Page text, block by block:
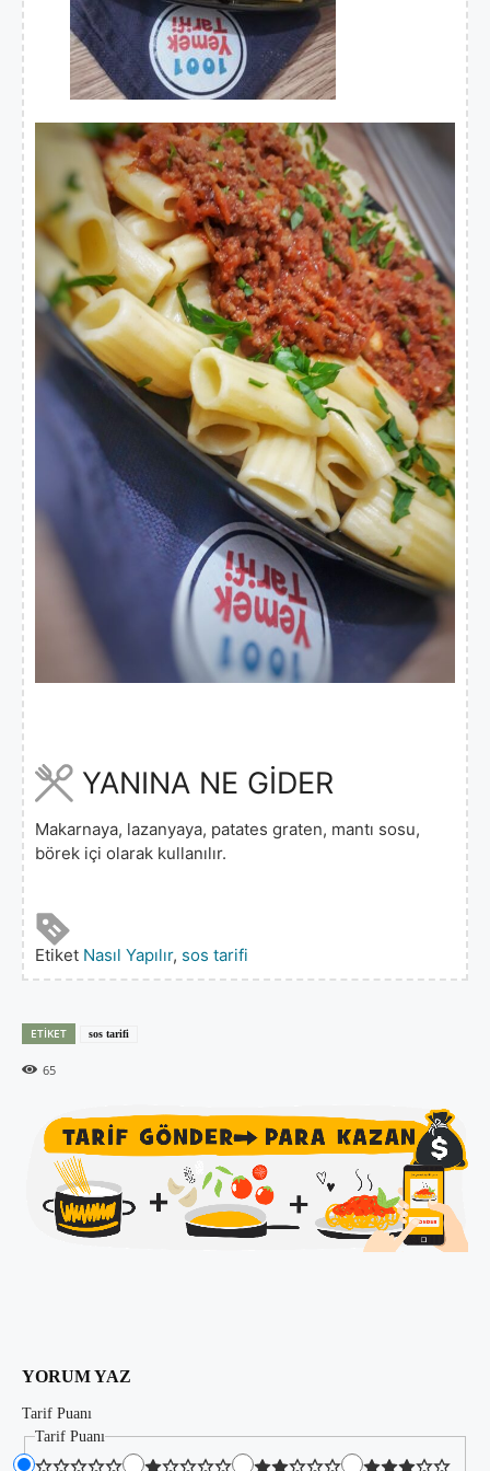
YANINA NE GİDER
Makarnaya, lazanyaya, patates graten, mantı sosu,
börek içi olarak kullanılır.
Etiket Nasıl Yapılır, sos tarifi
ETIKET sos tarifi
65
YORUM YAZ
Tarif Puanı
Tarif Puanı